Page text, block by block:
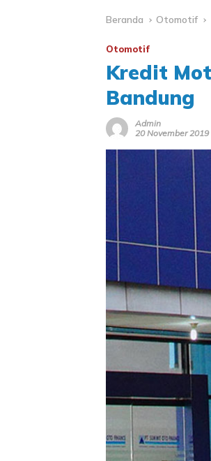
Beranda Otomotif
Otomotif
Kredit
Bandung
Admin
20 November 2019